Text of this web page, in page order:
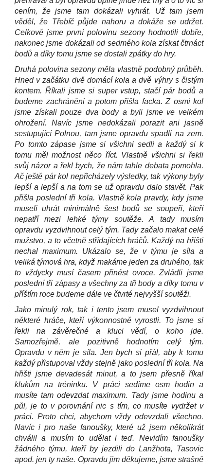
cením, že jsme tam dokázali vyhrát. Už tam jsem
věděl, že Třebíč půjde nahoru a dokáže se udržet.
Celkově jsme první polovinu sezony hodnotili dobře,
nakonec jsme dokázali od sedmého kola získat čtrnáct
bodů a díky tomu jsme se dostali zpátky do hry.
Druhá polovina sezony měla vlastně podobný průběh.
Hned v začátku dvě domácí kola a dvě výhry s čistým
kontem. Říkali jsme si super vstup, stačí pár bodů a
budeme zachráněni a potom přišla facka. Z osmi kol
jsme získali pouze dva body a byli jsme ve velkém
ohrožení. Navíc jsme nedokázali porazit ani jasně
sestupující Polnou, tam jsme opravdu spadli na zem.
Po tomto zápase jsme si všichni sedli a každý si k
tomu měl možnost něco říct. Vlastně všichni si řekli
svůj názor a řekl bych, že nám tahle debata pomohla.
Ač ještě pár kol nepřicházely výsledky, tak výkony byly
lepší a lepší a na tom se už opravdu dalo stavět. Pak
přišla poslední tři kola. Vlastně kola pravdy, kdy jsme
museli uhrát minimálně šest bodů se soupeři, kteří
nepatří mezi lehké týmy soutěže. A tady musím
opravdu vyzdvihnout celý tým. Tady začalo makat celé
mužstvo, a to včetně střídajících hráčů. Každý na hřišti
nechal maximum. Ukázalo se, že v týmu je síla a
veliká týmová hra, když makáme jeden za druhého, tak
to vždycky musí časem přinést ovoce. Zvládli jsme
poslední tři zápasy a všechny za tři body a díky tomu v
příštím roce budeme dále ve čtvrté nejvyšší soutěži.
Jako minulý rok, tak i tento jsem musel vyzdvihnout
některé hráče, kteří výkonnostně vyrostli. To jsme si
řekli na závěrečné a kluci vědí, o koho jde.
Samozřejmě, ale pozitivně hodnotím celý tým.
Opravdu v něm je síla. Jen bych si přál, aby k tomu
každý přistupoval vždy stejně jako poslední tři kola. Na
hřišti jsme devadesát minut, a to jsem přesně říkal
klukům na tréninku. V práci sedíme osm hodin a
musíte tam odevzdat maximum. Tady jsme hodinu a
půl, je to v porovnání nic s tím, co musíte vydržet v
práci. Proto chci, abychom vždy odevzdali všechno.
Navíc i pro naše fanoušky, které už jsem několikrát
chválil a musím to udělat i teď. Nevidím fanoušky
žádného týmu, kteří by jezdili do Lanžhota, Tasovic
apod. jen ty naše. Opravdu jim děkujeme, jsme strašně